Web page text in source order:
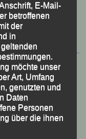
E-Mail-
betroffenen
der
in
möchte unser
Art, Umfang
genutzten und
Daten
Personen
über die ihnen